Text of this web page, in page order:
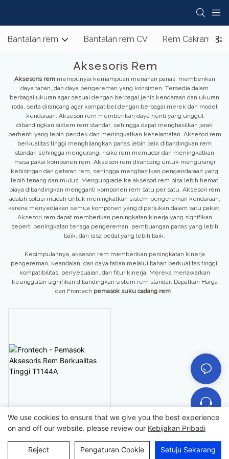
Bantalan rem Bantalan rem CV Rem Cakram
Aksesoris Rem
Aksesoris rem mempunyai kemampuan menahan panas, memberikan
daya tahan, dan daya pengereman yang konsisten. Tersedia dalam
berbagai ukuran agar sesuai dengan berbagai jenis kendaraan dan ukuran
roda, serta dirancang agar kompatibel dengan berbagai merek dan model
kendaraan. Aksesori rem memberikan daya henti yang unggul
dibandingkan sistem rem standar, sehingga dapat menghasilkan jarak
berhenti yang lebih pendek dan meningkatkan keselamatan. Aksesori rem
berkualitas tinggi menghilangkan panas lebih baik dibandingkan rem
standar, sehingga mengurangi risiko rem memudar dan meningkatkan
masa pakai komponen rem. Aksesori rem dirancang untuk mengurangi
kebisingan dan getaran rem, sehingga menghasilkan pengendaraan yang
lebih tenang dan mulus. Mengupgrade ke aksesori rem bisa lebih hemat
biaya dibandingkan mengganti komponen rem satu per satu. Aksesori rem
adalah solusi mudah untuk meningkatkan sistem pengereman kendaraan,
karena menyediakan semua komponen yang diperlukan dalam satu paket.
Aksesori rem dapat memberikan peningkatan kinerja yang signifikan
seperti peningkatan tenaga pengereman, pembuangan panas yang lebih
baik, dan rasa pedal yang lebih baik.
Kesimpulannya, aksesori rem memberikan peningkatan kinerja
pengereman, keandalan, dan daya tahan melalui bahan berkualitas tinggi,
kompatibilitas, penyesuaian, dan fitur kinerja. Mereka menawarkan
keunggulan signifikan dibandingkan sistem rem standar. Dapatkan Harga
dari Frontech pemasok suku cadang rem .
Frontech - Pemasok Aksesoris
Rem Berkualitas Tinggi
T1144A
We use cookies to ensure that we give you the best experience
on and off our website. please review our Kebijakan Pribadi
Reject Pengaturan Cookie Setuju Sekarang